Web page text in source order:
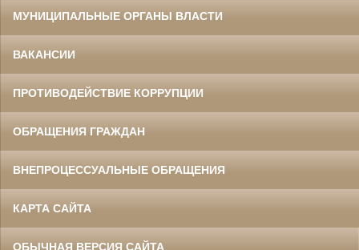
МУНИЦИПАЛЬНЫЕ ОРГАНЫ ВЛАСТИ
ВАКАНСИИ
ПРОТИВОДЕЙСТВИЕ КОРРУПЦИИ
ОБРАЩЕНИЯ ГРАЖДАН
ВНЕПРОЦЕССУАЛЬНЫЕ ОБРАЩЕНИЯ
КАРТА САЙТА
ОБЫЧНАЯ ВЕРСИЯ САЙТА